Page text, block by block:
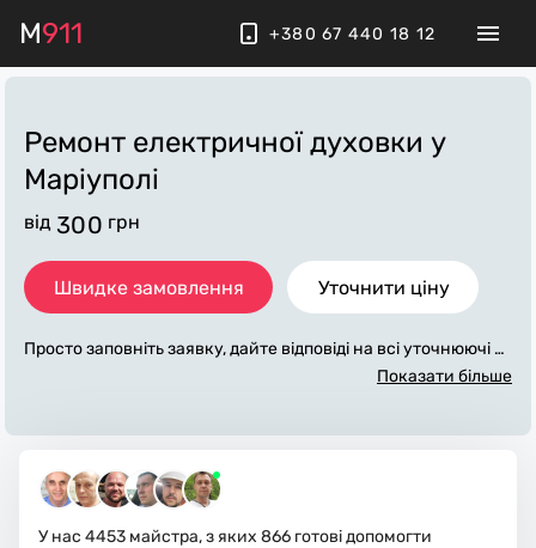
M911 +380 67 440 18 12
Ремонт електричної духовки у
Маріуполі
від 300 грн
Швидке замовлення Уточнити ціну
Просто заповніть заявку, дайте відповіді на всі уточнюючі за
питання по «ремонт електричної духовки». Ми зв'яжемося
еріали. Виконавці стежать за чистотою та прибирають робо
че місце.
Показати більше
У нас 4453 майстра, з яких 866 готові допомогти